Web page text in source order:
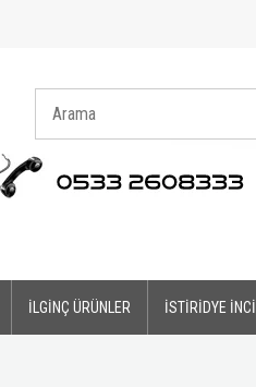
İLGİNÇ ÜRÜNLER İSTİRİDYE İNCİ